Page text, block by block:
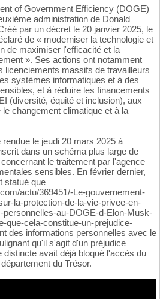
of Government Efficiency (DOGE)
administration de Donald
par un décret le 20 janvier 2025, le
de « moderniser la technologie et
de maximiser l'efficacité et la
». Ses actions ont notamment
licenciements massifs de travailleurs
systèmes informatiques et à des
et à réduire les financements
(diversité, équité et inclusion), aux
changement climatique et à la
le jeudi 20 mars 2025 à
dans un schéma plus large de
le traitement par l'agence
sensibles. En février dernier,
statué que
actu/369451/-Le-gouvernement-
la-protection-de-la-vie-privee-en-
personnelles-au-DOGE-d-Elon-Musk-
que-cela-constitue-un-prejudice-
des informations personnelles avec le
qu'il s'agit d'un préjudice
distincte avait déjà bloqué l'accès du
du Trésor.